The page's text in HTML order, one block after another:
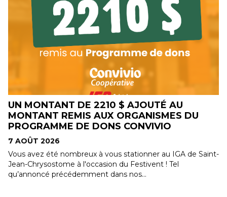
UN MONTANT DE 2210 $ AJOUTÉ AU
MONTANT REMIS AUX ORGANISMES DU
PROGRAMME DE DONS CONVIVIO
7 AOÛT 2026
Vous avez été nombreux à vous stationner au IGA de Saint-
Jean-Chrysostome à l'occasion du Festivent ! Tel
qu’annoncé précédemment dans nos...